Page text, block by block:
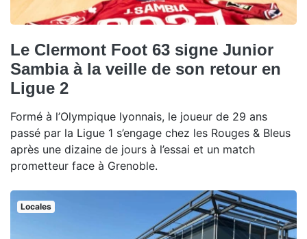
Le Clermont Foot 63 signe Junior
Sambia à la veille de son retour en
Ligue 2
Formé à l’Olympique lyonnais, le joueur de 29 ans
passé par la Ligue 1 s’engage chez les Rouges & Bleus
après une dizaine de jours à l’essai et un match
prometteur face à Grenoble.
Locales